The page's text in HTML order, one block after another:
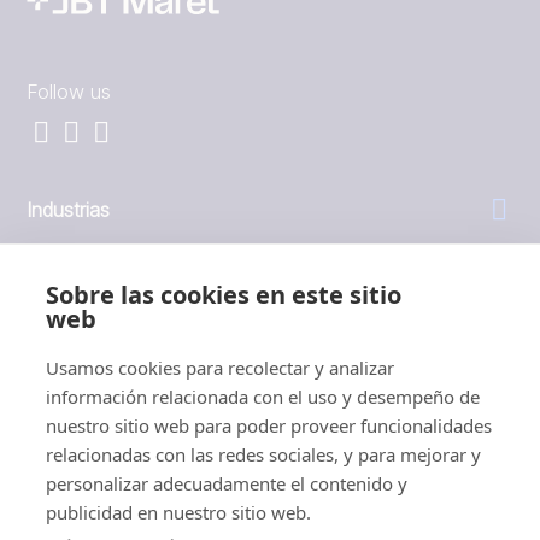
Sobre las cookies en este sitio
web
Usamos cookies para recolectar y analizar
información relacionada con el uso y desempeño de
nuestro sitio web para poder proveer funcionalidades
relacionadas con las redes sociales, y para mejorar y
personalizar adecuadamente el contenido y
publicidad en nuestro sitio web.
Follow us
Industrias
Inversores